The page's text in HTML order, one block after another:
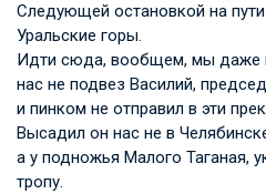
Следующей остановкой на
Уральские горы.
Идти сюда, вообщем, мы даже
нас не подвез Василий,
и пинком не отправил в эти
Высадил он нас не в
а у подножья Малого Таганая,
тропу.